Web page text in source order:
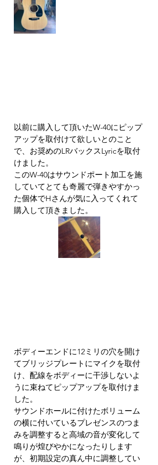
以前に購入して頂いたW-40にピップ
アップを取付けて欲しいとのこと
で、お奨めのLRバックスLyricを取付
けました。
このW-40はサウンドポート加工を施
していてとても奇麗で弾きやすかっ
た個体でHさんが気に入ってくれて
購入して頂きました。
ボディーエンドに12ミリの穴を開け
てブリッジプレートにマイクを取付
け、配線をボディーに干渉しないよ
うに束ねてピップアップを取付けま
した。
サウンドホールに付けたボリューム
の横に付いているプレゼンスのつま
みを調整すると高域の音が変化して
鳴りが煌びやかになったりします
が、初期設定の真ん中に調整してい